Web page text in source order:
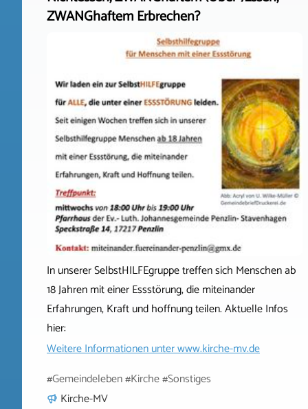
ZWANGhaftem Erbrechen?
In unserer SelbstHILFEgruppe treffen sich Menschen ab
18 Jahren mit einer Essstörung, die miteinander
Erfahrungen, Kraft und hoffnung teilen. Aktuelle Infos
hier:
Weitere Informationen unterwww.kirche-mv.de
#Gemeindeleben #Kirche #Sonstiges
Kirche-MV